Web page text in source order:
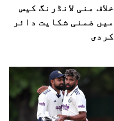
خلاف منی لانڈرنگ کیس
میں ضمنی شکایت دائر
کردی